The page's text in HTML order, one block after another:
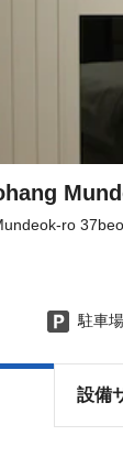
changing
dates.
ro
駐車場
設備